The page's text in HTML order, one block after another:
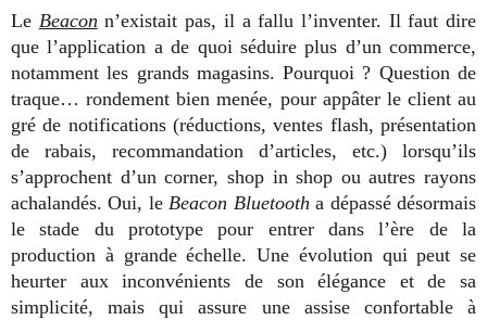
Le Beacon n’existait pas, il a fallu l’inventer. Il faut dire
que l’application a de quoi séduire plus d’un commerce,
notamment les grands magasins. Pourquoi ? Question de
traque… rondement bien menée, pour appâter le client au
gré de notifications (réductions, ventes flash, présentation
de rabais, recommandation d’articles, etc.) lorsqu’ils
s’approchent d’un corner, shop in shop ou autres rayons
achalandés. Oui, leBeacon Bluetooth a dépassé désormais
le stade du prototype pour entrer dans l’ère de la
production à grande échelle. Une évolution qui peut se
heurter aux inconvénients de son élégance et de sa
simplicité, mais qui assure une assise confortable à